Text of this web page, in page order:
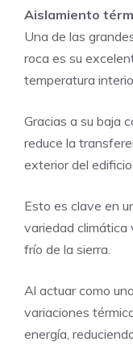
Aislamiento
Una de las
roca es su
temperatura
Gracias a su baja
reduce la
exterior del edificio.
Esto es clave en
variedad climática
frío de la sierra.
Al actuar como
variaciones
energía,